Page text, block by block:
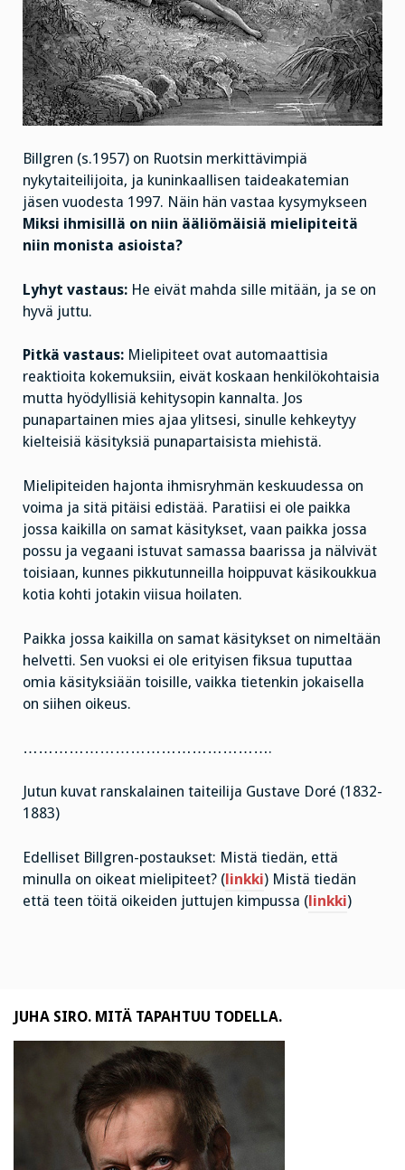
Billgren (s.1957) on Ruotsin merkittävimpiä
nykytaiteilijoita, ja kuninkaallisen taideakatemian
jäsen vuodesta 1997. Näin hän vastaa kysymykseen
Miksi ihmisillä on niin ääliömäisiä mielipiteitä
niin monista asioista?
Lyhyt vastaus: He eivät mahda sille mitään, ja se on
hyvä juttu.
Pitkä vastaus: Mielipiteet ovat automaattisia
reaktioita kokemuksiin, eivät koskaan henkilökohtaisia
mutta hyödyllisiä kehitysopin kannalta. Jos
punapartainen mies ajaa ylitsesi, sinulle kehkeytyy
kielteisiä käsityksiä punapartaisista miehistä.
Mielipiteiden hajonta ihmisryhmän keskuudessa on
voima ja sitä pitäisi edistää. Paratiisi ei ole paikka
jossa kaikilla on samat käsitykset, vaan paikka jossa
possu ja vegaani istuvat samassa baarissa ja nälvivät
toisiaan, kunnes pikkutunneilla hoippuvat käsikoukkua
kotia kohti jotakin viisua hoilaten.
Paikka jossa kaikilla on samat käsitykset on nimeltään
helvetti. Sen vuoksi ei ole erityisen fiksua tuputtaa
omia käsityksiään toisille, vaikka tietenkin jokaisella
on siihen oikeus.
………………………………………….
Jutun kuvat ranskalainen taiteilija Gustave Doré (1832-
1883)
Edelliset Billgren-postaukset: Mistä tiedän, että
minulla on oikeat mielipiteet? (linkki) Mistä tiedän
että teen töitä oikeiden juttujen kimpussa (linkki)
JUHA SIRO. MITÄ TAPAHTUU TODELLA.